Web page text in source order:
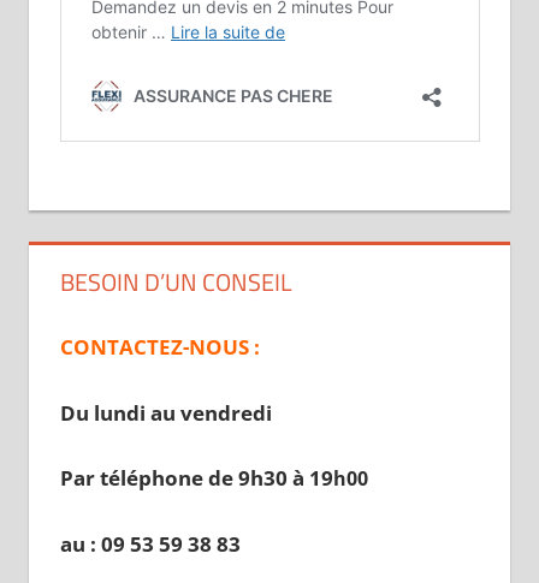
BESOIN D’UN CONSEIL
CONTACTEZ-NOUS :
Du lundi au vendredi
Par téléphone de 9h30 à 19h00
au : 09 53 59 38 83